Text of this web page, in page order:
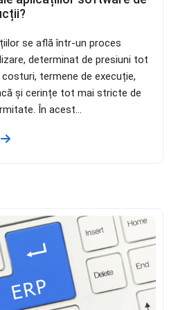
se află într-un proces
determinat de presiuni tot
termene de execuție,
și cerințe tot mai stricte de
În acest...